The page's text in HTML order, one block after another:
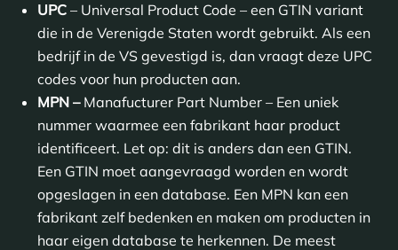
UPC– Universal Product Code – een GTIN variant
die in de Verenigde Staten wordt gebruikt. Als een
bedrijf in de VS gevestigd is, dan vraagt deze UPC
codes voor hun producten aan.
MPN – Manafucturer Part Number – Een uniek
nummer waarmee een fabrikant haar product
identificeert. Let op: dit is anders dan een GTIN.
Een GTIN moet aangevraagd worden en wordt
opgeslagen in een database. Een MPN kan een
fabrikant zelf bedenken en maken om producten in
haar eigen database te herkennen. De meest